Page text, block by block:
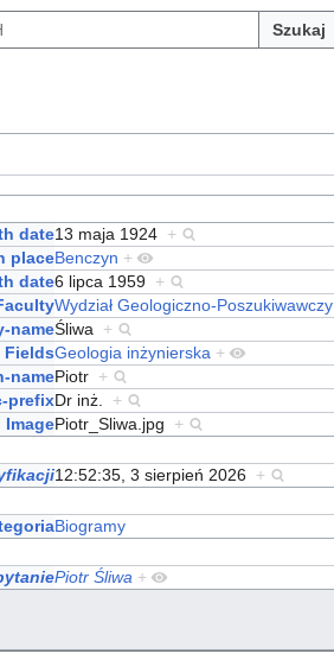
Szukaj
date13 maja 1924 +
placeBenczyn +
date6 lipca 1959 +
Wydział Geologiczno-Poszukiwawczy
nameŚliwa +
FieldsGeologia inżynierska +
namePiotr +
prefixDr inż. +
ImagePiotr_Sliwa.jpg +
12:52:35, 3 sierpień 2026
+
Biogramy
Piotr Śliwa +